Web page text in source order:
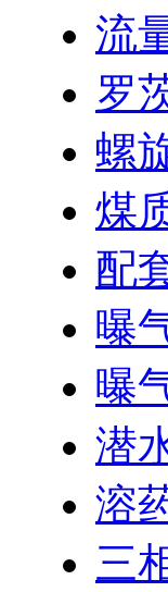
流
罗
螺
煤
配
曝
曝
潜
溶
三